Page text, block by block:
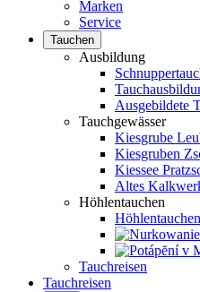
Marken
Service
Tauchen
Ausbildung
Ausgebildete
Tauchgewässer
Kiesgrube
Kiesgruben
Kiessee
Altes
Höhlentauchen
Tauchreisen
Tauchreisen